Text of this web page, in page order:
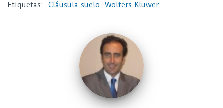
Etiquetas: Cláusula suelo Wolters Kluwer